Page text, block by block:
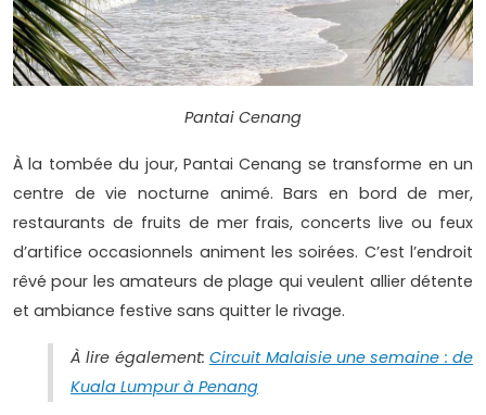
Pantai Cenang
À la tombée du jour, Pantai Cenang se transforme en un
centre de vie nocturne animé. Bars en bord de mer,
restaurants de fruits de mer frais, concerts live ou feux
d’artifice occasionnels animent les soirées. C’est l’endroit
rêvé pour les amateurs de plage qui veulent allier détente
et ambiance festive sans quitter le rivage.
À lire également:Circuit Malaisie une semaine : de
Kuala Lumpur à Penang